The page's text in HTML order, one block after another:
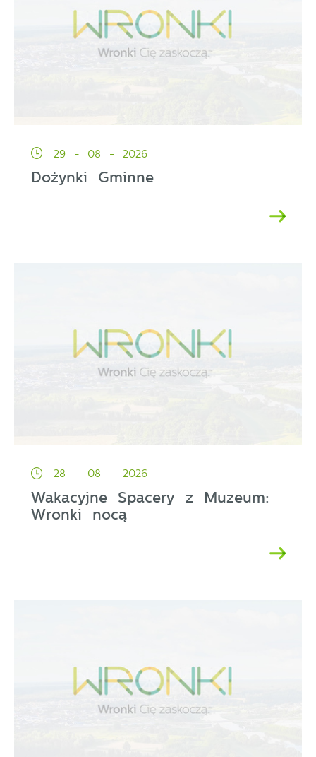
29 - 08 - 2026
Dożynki Gminne
28 - 08 - 2026
Wakacyjne Spacery z Muzeum:
Wronki nocą